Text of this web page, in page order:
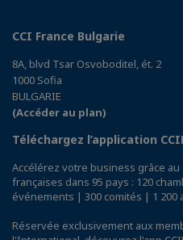
CCI France Bulgarie
8A, blvd Tsar Osvoboditel, ét. 2
1000 Sofia
BULGARIE
(Accéder au plan)
Téléchargez l’application
Accélérez votre business grâce
françaises dans 95 pays : 120
événements | 300 comités | 1 200
Réservée exclusivement aux